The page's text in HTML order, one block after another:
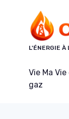
L'ÉNERGIE À
Vie Ma
gaz